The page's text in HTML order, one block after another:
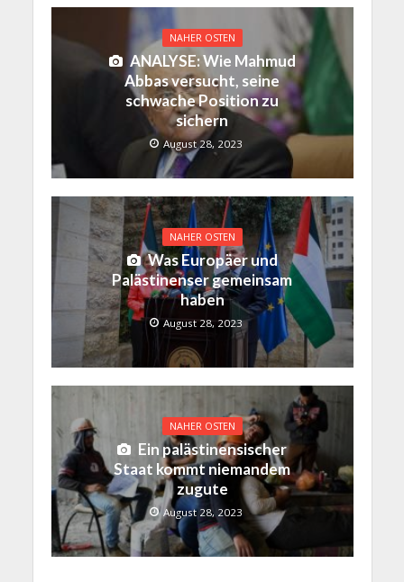
NAHER OSTEN
ANALYSE: Wie Mahmud
Abbas versucht, seine
schwache Position zu
sichern
August 28, 2023
NAHER OSTEN
Was Europäer und
Palästinenser gemeinsam
haben
August 28, 2023
NAHER OSTEN
Ein palästinensischer
Staat kommt niemandem
zugute
August 28, 2023